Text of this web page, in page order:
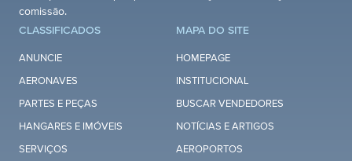
comissão.
CLASSIFICADOS
ANUNCIE
AERONAVES
PARTES E PEÇAS
HANGARES E IMÓVEIS
SERVIÇOS
MAPA DO SITE
HOMEPAGE
INSTITUCIONAL
BUSCAR VENDEDORES
NOTÍCIAS E ARTIGOS
AEROPORTOS